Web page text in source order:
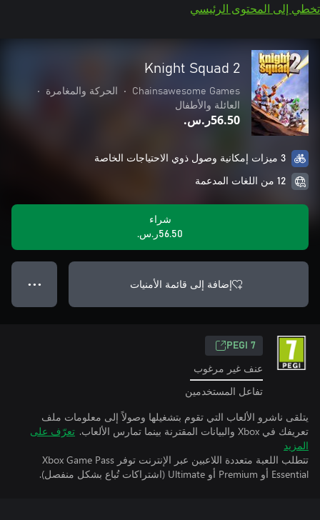
تخطي إلى المحتوى الرئيسي
Knight Squad 2
Chainsawesome Games
• الحركة والمغامرة
•
العائلة والأطفال
‪ر.س.‏‎56.50‬
3 ميزات إمكانية وصول ذوي الاحتياجات الخاصة
12 من اللغات المدعمة
شراء
‪ر.س.‏‎56.50‬
إضافة إلى قائمة الأمنيات ● ● ●
PEGI 7
عنف غير مرغوب
تفاعل المستخدمين
يتلقى ناشرو الألعاب التي تقوم بتشغيلها وصولاً إلى معلومات ملف
تعريفك في Xbox والبيانات المقترنة بينما تمارس الألعاب.
تعرّف على
المزيد
تتطلب اللعبة متعددة اللاعبين عبر الإنترنت توفر Xbox Game Pass
Essential أو Premium أو Ultimate (اشتراكات تُباع بشكل منفصل).